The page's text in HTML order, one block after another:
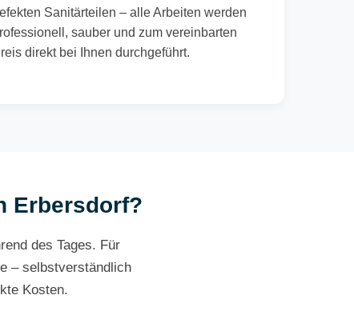
Sanitärteilen – alle Arbeiten werden
sauber und zum vereinbarten
direkt bei Ihnen durchgeführt.
Erbersdorf?
des Tages. Für
– selbstverständlich
Kosten.